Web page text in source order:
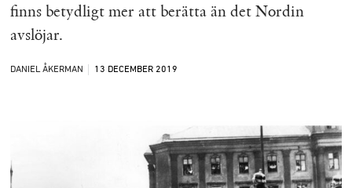
finns betydligt mer att berätta än det Nordin
avslöjar.
DANIEL ÅKERMAN 13 DECEMBER 2019